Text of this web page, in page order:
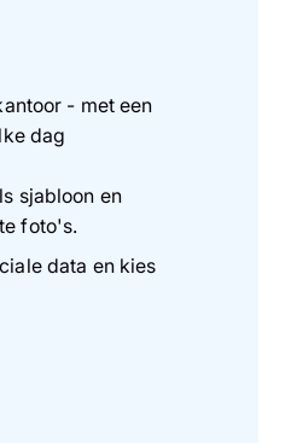
- met een
dag
sjabloon en
foto's.
data en kies